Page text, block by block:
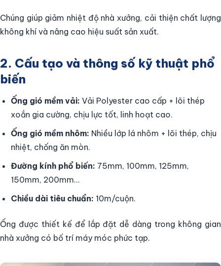
Chúng giúp giảm nhiệt độ nhà xưởng, cải thiện chất lượng
không khí và nâng cao hiệu suất sản xuất.
2. Cấu tạo và thông số kỹ thuật phổ
biến
Ống gió mềm vải: Vải Polyester cao cấp + lõi thép
xoắn gia cường, chịu lực tốt, linh hoạt cao.
Ống gió mềm nhôm: Nhiều lớp lá nhôm + lõi thép, chịu
nhiệt, chống ăn mòn.
Đường kính phổ biến: 75mm, 100mm, 125mm,
150mm, 200mm…
Chiều dài tiêu chuẩn: 10m/cuộn.
Ống được thiết kế để lắp đặt dễ dàng trong không gian
nhà xưởng có bố trí máy móc phức tạp.